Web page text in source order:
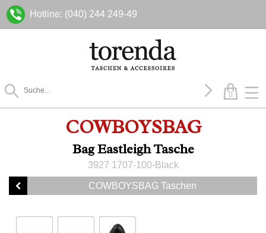
Hotline: (040) 244 249-49
0
COWBOYSBAG
Bag Eastleigh Tasche
3927 1707-100-Black
COWBOYSBAG Taschen